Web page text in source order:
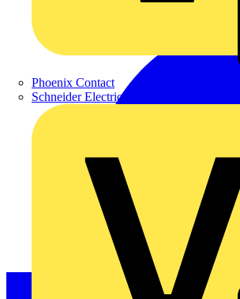
Phoenix Contact
Schneider Electric